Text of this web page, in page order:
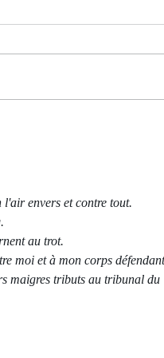
Jeu
l'air envers et contre tout.
au trot.
moi et à mon corps
maigres tributs au tribunal du